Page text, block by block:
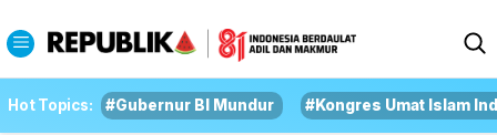
Hot Topics: #Gubernur BI Mundur #Kongres Umat Islam